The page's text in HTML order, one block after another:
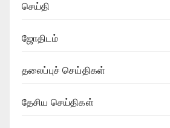
செய்தி
ஜோதிடம்
தலைப்புச் செய்திகள்
தேசிய செய்திகள்